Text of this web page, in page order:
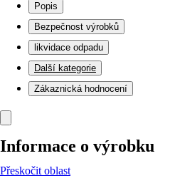
Popis
Bezpečnost výrobků
likvidace odpadu
Další kategorie
Zákaznická hodnocení
Informace o výrobku
Přeskočit oblast